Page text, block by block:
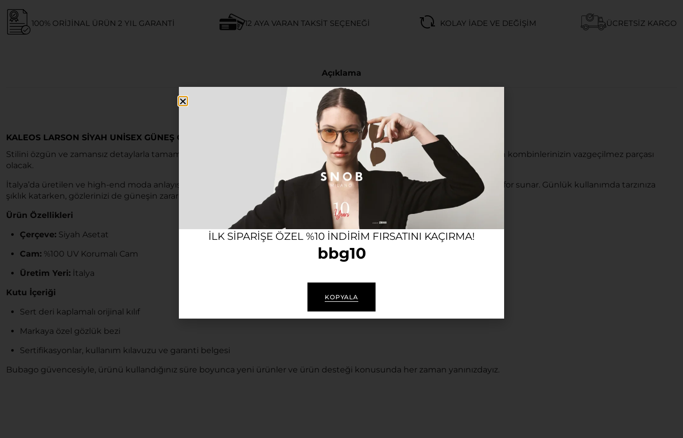
100% ORIJINAL ÜRÜN 2 YIL GARANTI 12 AYA VARAN TAKSIT SEÇENEĞI KOLAY İADE VE DEĞIŞIM ÜCRETSIZ KARGO
Açıklama
KALEOS LARSON SIYAH UNISEX GÜNEŞ GÖZLÜĞÜ
Stilini özgün ve zamansız detaylarla tamamlamak isteyen herkes için tasarlanan bu özel model, hem klasik hem de modern kombinlerinizin vazgeçilmez parçası
olacak.
İtalya’da üretilen ve high-end moda anlayışını yansıtan gözlük; hafif, dayanıklı ve ergonomik yapısıyla gün boyu yüksek konfor sunar. Günlük kullanımda tarzınıza
şıklık katarken, gözlerinizi de güneşin zararlı etkilerinden korur.
Ürün Özellikleri
Çerçeve: Siyah Asetat
Cam: %100 UV Korumalı Cam
Üretim Yeri: İtalya
Kutu İçeriği
Sert deri kaplamalı orijinal kılıf
Markaya özel gözlük bezi
Sertifikasyonlar, kullanım kılavuzu ve garanti belgesi
Bubago güvencesiyle, ürünü kullandığınız süre boyunca yeni ürünler ve ürün desteği konusunda her zaman yanınızdayız.
ILK SIPARIŞE ÖZEL %10 INDIRIM FIRSATINI KAÇIRMA!
bbg10
KOPYALA